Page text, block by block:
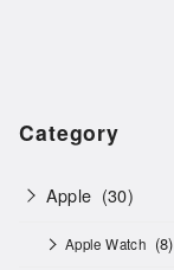
Category
Apple (30)
Apple Watch (8)